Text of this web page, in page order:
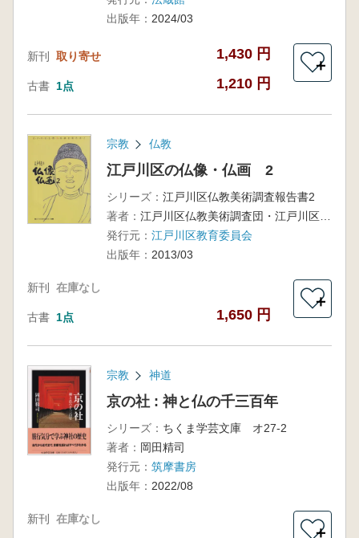
出版年： 2024/03
新刊 取り寄せ 1,430 円
古書 1点 1,210 円
＋
宗教 仏教
江戸川区の仏像・仏画 2
シリーズ： 江戸川区仏教美術調査報告書2
著者：
江戸川区仏教美術調査団・江戸川区教育委員会教育推進課文化財係 編
発行元： 江戸川区教育委員会
出版年： 2013/03
新刊 在庫なし
古書 1点 1,650 円
＋
宗教 神道
京の社 : 神と仏の千三百年
シリーズ： ちくま学芸文庫 オ27-2
著者： 岡田精司
発行元： 筑摩書房
出版年： 2022/08
新刊 在庫なし
＋